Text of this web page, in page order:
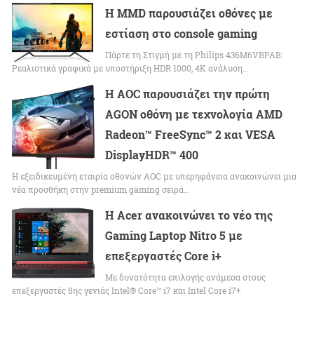
Η MMD παρουσιάζει οθόνες με
εστίαση στο console gaming
Πάρτε τη Στιγμή με τη Philips 436M6VBPAB:
Ρεαλιστικά γραφικά με υποστήριξη HDR 1000, 4K ανάλυση…
Η AOC παρουσιάζει την πρώτη
AGON οθόνη με τεχνολογία AMD
Radeon™ FreeSync™ 2 και VESA
DisplayHDR™ 400
Η εξειδικευμένη εταιρία οθονών AOC με υπερηφάνεια ανακοινώνει μια
νέα προσθήκη στην premium gaming σειρά…
Η Acer ανακοινώνει το νέο της
Gaming Laptop Nitro 5 με
επεξεργαστές Core i+
Με δυνατότητα επιλογής ανάμεσα στους
επεξεργαστές 8ης γενιάς Intel® Core™ i7 και Intel Core i7+